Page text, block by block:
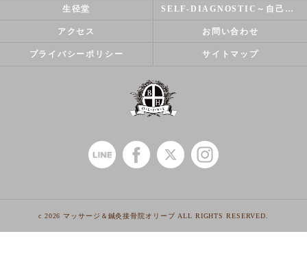
生径堂 SELF-DIAGNOSTIC～自己診断～
アクセス お問い合わせ
プライバシーポリシー サイトマップ
c 2026 マッサージ＆鍼灸接骨院オリーブ ALL RIGHTS RESERVED.